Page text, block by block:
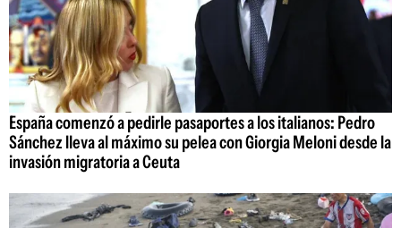
España comenzó a pedirle pasaportes a los italianos: Pedro
Sánchez lleva al máximo su pelea con Giorgia Meloni desde la
invasión migratoria a Ceuta